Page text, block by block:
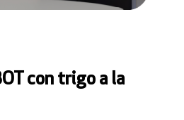
con trigo a la